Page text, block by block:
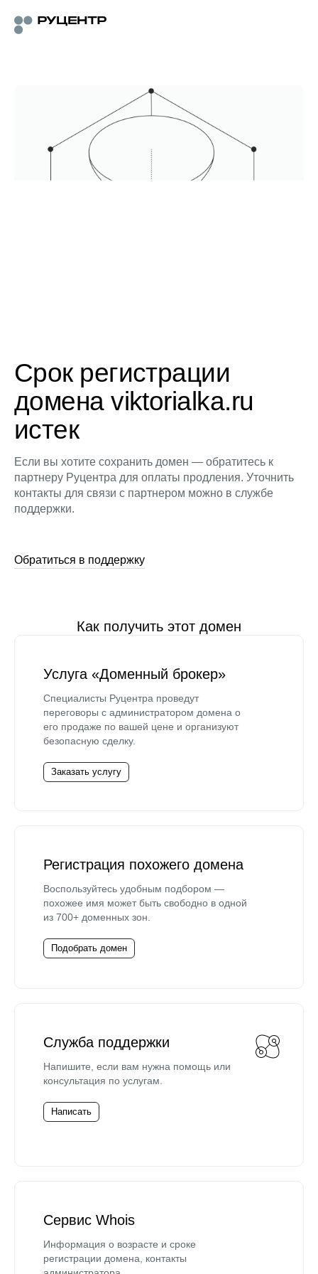
Срок регистрации
домена viktorialka.ru
истек
Если вы хотите сохранить домен — обратитесь к
партнеру Руцентра для оплаты продления. Уточнить
контакты для связи с партнером можно в службе
поддержки.
Обратиться в поддержку
Как получить этот домен
Услуга «Доменный брокер»
Специалисты Руцентра проведут
переговоры с администратором домена о
его продаже по вашей цене и организуют
безопасную сделку.
Заказать услугу
Регистрация похожего домена
Воспользуйтесь удобным подбором —
похожее имя может быть свободно в одной
из 700+ доменных зон.
Подобрать домен
Служба поддержки
Напишите, если вам нужна помощь или
консультация по услугам.
Написать
Сервис Whois
Информация о возрасте и сроке
регистрации домена, контакты